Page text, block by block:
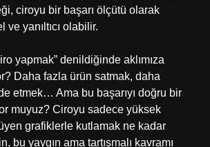
ciroyu bir başarı ölçütü olarak
yanıltıcı olabilir.
yapmak” denildiğinde aklımıza
Daha fazla ürün satmak, daha
etmek… Ama bu başarıyı doğru bir
muyuz? Ciroyu sadece yüksek
grafiklerle kutlamak ne kadar
bu yaygın ama tartışmalı kavramı